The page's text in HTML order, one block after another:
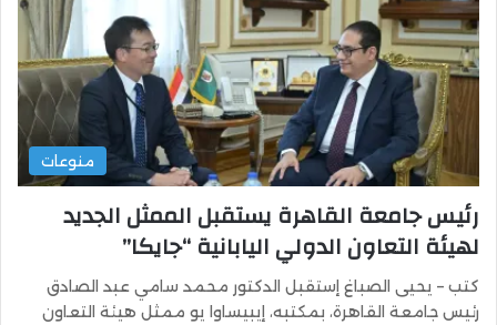
منوعات
رئيس جامعة القاهرة يستقبل الممثل الجديد
لهيئة التعاون الدولي اليابانية “جايكا”
كتب – يحيى الصباغ إستقبل الدكتور محمد سامي عبد الصادق
رئيس جامعة القاهرة، بمكتبه، إيبيساوا يو ممثل هيئة التعاون